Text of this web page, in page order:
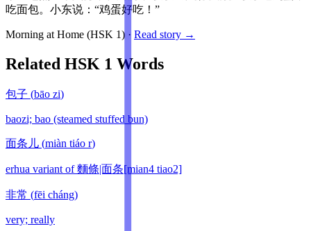
吃面包。小东说：“鸡蛋好吃！”
Morning at Home (HSK 1) · Read story →
Related HSK 1 Words
包子 (bāo zi)
baozi; bao (steamed stuffed bun)
面条儿 (miàn tiáo r)
erhua variant of 麵條|面条[mian4 tiao2]
非常 (fēi cháng)
very; really